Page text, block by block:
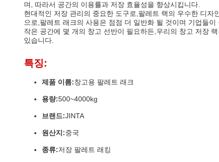
며, 따라서 공간의 이용률과 저장 효율성을 향상시킵니다.
현대적인 저장 관리의 중요한 도구로,팔레트 랙의 우수한 디
으로,팔레트 래크의 사용은 점점 더 일반화 될 것이며 기업들
작은 공간에 몇 개의 창고 선반이 필요하든,우리의 창고 저장
있습니다.
특징:
제품 이름:창고용 팔레트 래크
용량:500~4000kg
브랜드:JINTA
원산지:중국
종류:저장 팔레트 래킹